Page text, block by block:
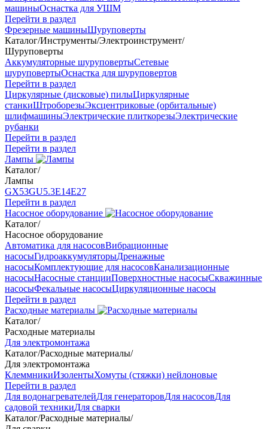
машиныОснастка для УШМ
Перейти в раздел
Фрезерные машиныШуруповерты
Каталог/Инструменты/Электроинструмент/
Шуруповерты
Аккумуляторные шуруповертыСетевые
шуруповертыОснастка для шуруповертов
Перейти в раздел
Циркулярные (дисковые) пилыЦиркулярные
станкиШтроборезыЭксцентриковые (орбитальные)
шлифмашиныЭлектрические плиткорезыЭлектрические
рубанки
Перейти в раздел
Перейти в раздел
Лампы
Каталог/
Лампы
GX53GU5.3Е14Е27
Перейти в раздел
Насосное оборудование
Каталог/
Насосное оборудование
Автоматика для насосовВибрационные
насосыГидроаккумуляторыДренажные
насосыКомплектующие для насосовКанализационные
насосыНасосные станцииПоверхностные насосыСкважинные
насосыФекальные насосыЦиркуляционные насосы
Перейти в раздел
Расходные материалы
Каталог/
Расходные материалы
Для электромонтажа
Каталог/Расходные материалы/
Для электромонтажа
КлеммникиИзолентыХомуты (стяжки) нейлоновые
Перейти в раздел
Для водонагревателейДля генераторовДля насосовДля
садовой техникиДля сварки
Каталог/Расходные материалы/